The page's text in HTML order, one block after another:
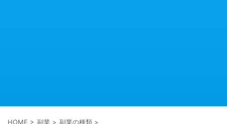
HOME > 副業 > 副業の種類 >